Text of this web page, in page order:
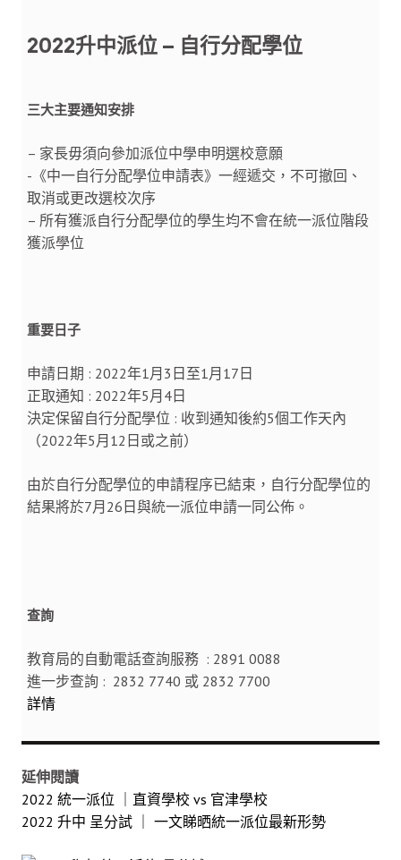
2022升中派位 – 自行分配學位
三大主要通知安排
– 家長毋須向參加派位中學申明選校意願
-《中一自行分配學位申請表》一經遞交，不可撤回、
取消或更改選校次序
– 所有獲派自行分配學位的學生均不會在統一派位階段
獲派學位
重要日子
申請日期 : 2022年1月3日至1月17日
正取通知 : 2022年5月4日
決定保留自行分配學位 : 收到通知後約5個工作天內
（2022年5月12日或之前）
由於自行分配學位的申請程序已結束，自行分配學位的
結果將於7月26日與統一派位申請一同公佈。
查詢
教育局的自動電話查詢服務 : 2891 0088
進一步查詢 : 2832 7740 或 2832 7700
詳情
延伸閱讀
2022 統一派位 ｜直資學校 vs 官津學校
2022 升中 呈分試 ｜ 一文睇晒統一派位最新形勢